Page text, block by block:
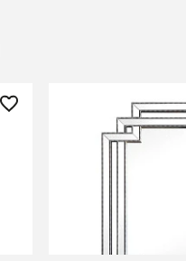
118 800 ₽
Зеркало Labyrint